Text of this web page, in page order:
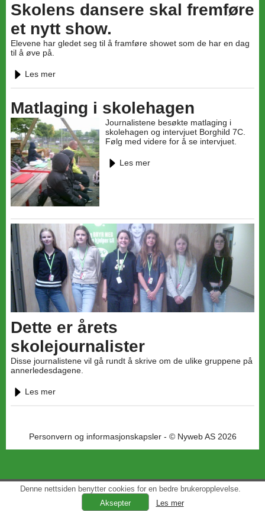
Skolens dansere skal fremføre
et nytt show.
Elevene har gledet seg til å framføre showet som de har en dag
til å øve på.
Les mer
Matlaging i skolehagen
Journalistene besøkte matlaging i
skolehagen og intervjuet Borghild 7C.
Følg med videre for å se intervjuet.
Les mer
Dette er årets
skolejournalister
Disse journalistene vil gå rundt å skrive om de ulike gruppene på
annerledesdagene.
Les mer
Personvern og informasjonskapsler- © Nyweb AS 2026
Denne nettsiden benytter cookies for en bedre brukeropplevelse.
Les mer